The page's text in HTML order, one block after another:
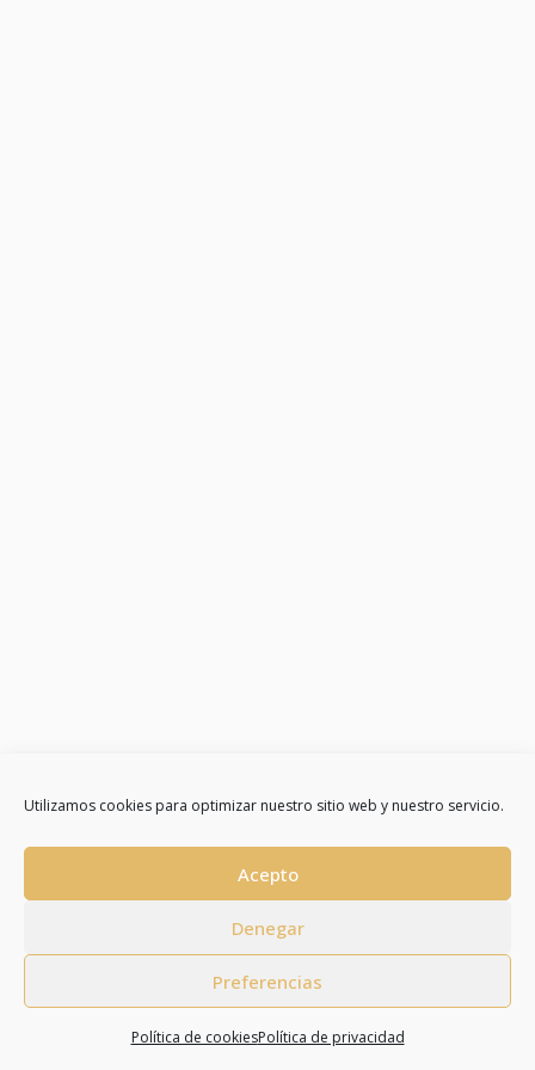
Utilizamos cookies para optimizar nuestro sitio web y nuestro servicio.
Acepto
Denegar
Preferencias
Política de cookiesPolítica de privacidad